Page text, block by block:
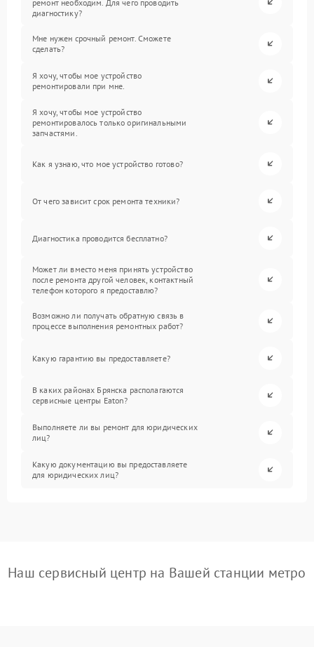
ремонт необходим. Для чего проводить
диагностику?
Мне нужен срочный ремонт. Сможете
сделать?
Я хочу, чтобы мое устройство
ремонтировали при мне.
Я хочу, чтобы мое устройство
ремонтировалось только оригинальными
запчастями.
Как я узнаю, что мое устройство готово?
От чего зависит срок ремонта техники?
Диагностика проводится бесплатно?
Может ли вместо меня принять устройство
после ремонта другой человек, контактный
телефон которого я предоставлю?
Возможно ли получать обратную связь в
процессе выполнения ремонтных работ?
Какую гарантию вы предоставляете?
В каких районах Брянска располагаются
сервисные центры Eaton?
Выполняете ли вы ремонт для юридических
лиц?
Какую документацию вы предоставляете
для юридических лиц?
Наш сервисный центр на Вашей станции метро